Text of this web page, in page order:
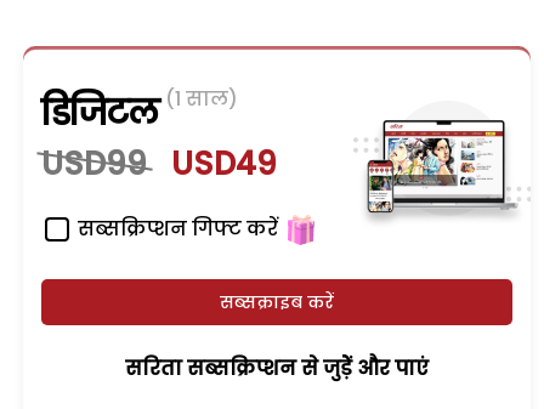
डिजिटल (1 साल)
USD99 USD49
सब्सक्रिप्शन गिफ्ट करें
सब्सक्राइब करें
सरिता सब्सक्रिप्शन से जुड़ेें और पाएं